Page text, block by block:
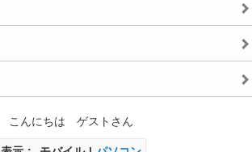
こんにちは ゲストさん